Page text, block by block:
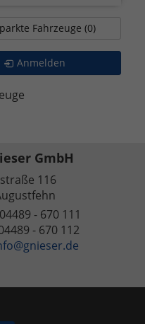
Fahrzeuge (0)
Anmelden
GmbH
116
04489 - 670 111
- 670 112